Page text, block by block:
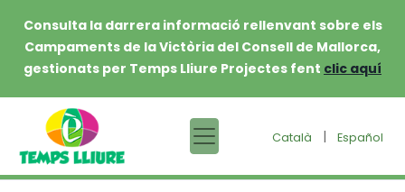
Consulta la darrera informació rellenvant sobre els
Campaments de la Victòria del Consell de Mallorca,
gestionats per Temps Lliure Projectes fent clic aquí
Català | Español